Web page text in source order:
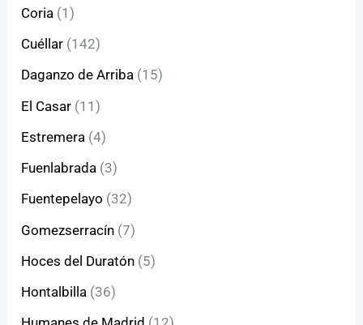
Coria (1)
Cuéllar (142)
Daganzo de Arriba (15)
El Casar (11)
Estremera (4)
Fuenlabrada (3)
Fuentepelayo (32)
Gomezserracín (7)
Hoces del Duratón (5)
Hontalbilla (36)